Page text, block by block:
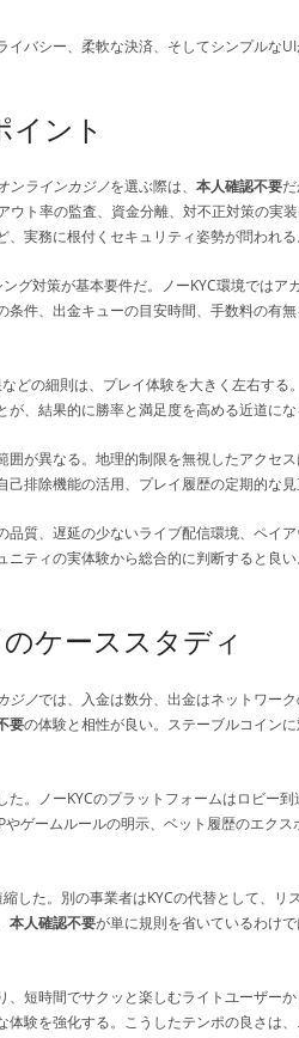
バシー、柔軟な決済、そしてシンプルな
イント
ンラインカジノを選ぶ際は、 本人確認不要
ト率の監査、資金分離、対不正対策の実
実務に根付くセキュリティ姿勢が問われる
対策が基本要件だ。ノーKYC環境では
件、出金キューの目安時間、手数料の有
の細則は、プレイ体験を大きく左右する。
、結果的に勝率と満足度を高める近道にな
が異なる。地理的制限を無視したアクセ
排除機能の活用、プレイ履歴の定期的な
質、遅延の少ないライブ配信環境、ペイ
ティの実体験から総合的に判断すると良
ケーススタディ
ジノでは、入金は数分、出金はネットワー
要の体験と相性が良い。ステーブルコイン
。ノーKYCのプラットフォームはロビー
ゲームルールの明示、ベット履歴のエク
た。別の事業者はKYCの代替として、
本人確認不要が単に規則を省いているわけ
短時間でサクッと楽しむライトユーザー
験を強化する。こうしたテンポの良さは、